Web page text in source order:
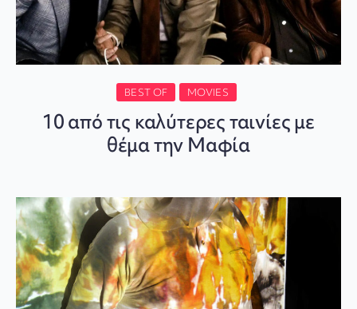
BEST OF MOVIES
10 από τις καλύτερες ταινίες με
θέμα την Μαφία